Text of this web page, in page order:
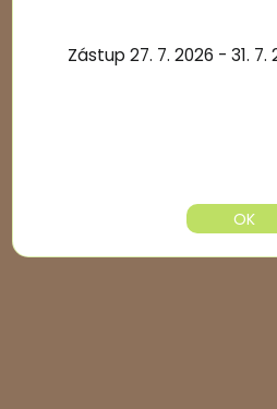
Zástup 27. 7. 2026 - 31. 7.
OK